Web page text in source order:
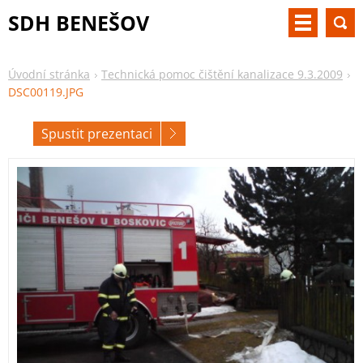
SDH BENEŠOV
Úvodní stránka
Technická pomoc čištění kanalizace 9.3.2009
DSC00119.JPG
Spustit prezentaci